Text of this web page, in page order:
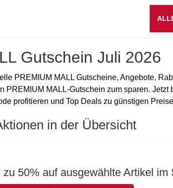
Gutschein Juli 2026
PREMIUM MALL Gutscheine, Angebote,
PREMIUM MALL-Gutschein zum sparen.
profitieren und Top Deals zu günstigen
in der Übersicht
zu 50% auf ausgewählte Artikel im